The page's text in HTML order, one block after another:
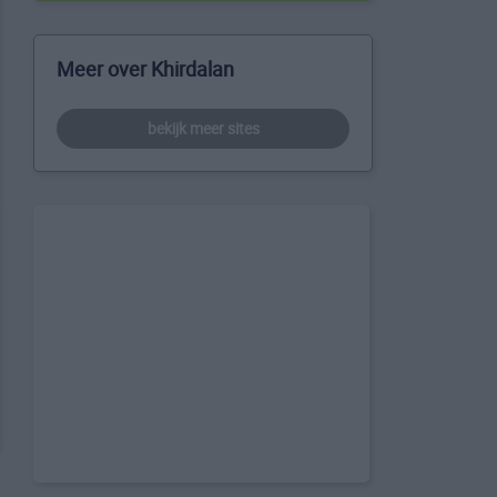
Meer over Khirdalan
bekijk meer sites